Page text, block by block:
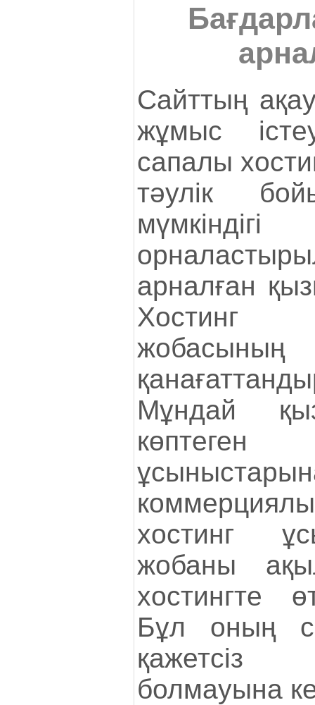
Сайттың
жұмыс
сапалы
тәулік
арналған
Хостинг
жобасының
Мұндай
көптеген
хостинг
жобаны
хостингте
Бұл оның
қажетсіз
болмауына